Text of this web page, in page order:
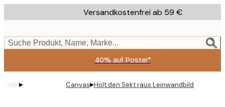
to
content.
Versandkostenfrei ab 59 €
Suche Produkt, Name, Marke...
40% auf Poster*
▸ Canvas▸Holt den Sekt raus Leinwandbild